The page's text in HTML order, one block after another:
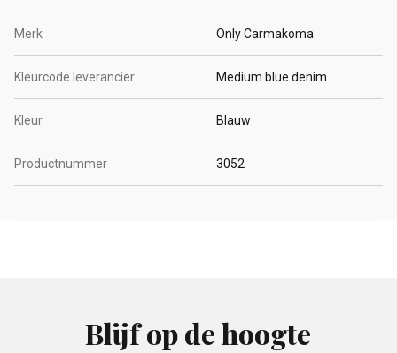
Merk Only Carmakoma
Kleurcode leverancier Medium blue denim
Kleur Blauw
Productnummer 3052
Blijf op de hoogte